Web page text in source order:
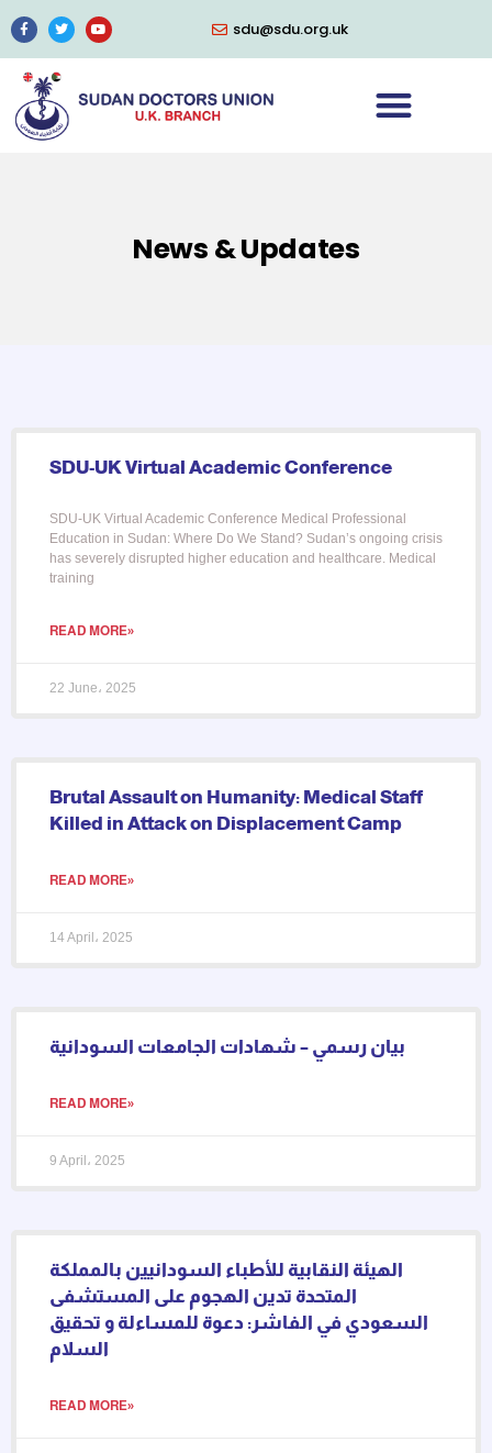
sdu@sdu.org.uk
News & Updates
SDU-UK Virtual Academic Conference
SDU-UK Virtual Academic Conference Medical Professional
Education in Sudan: Where Do We Stand? Sudan’s ongoing crisis
has severely disrupted higher education and healthcare. Medical
training
READ MORE»
22 June، 2025
Brutal Assault on Humanity: Medical Staff
Killed in Attack on Displacement Camp
READ MORE»
14 April، 2025
بيان رسمي – شهادات الجامعات السودانية
READ MORE»
9 April، 2025
الهيئة النقابية للأطباء السودانيين بالمملكة
المتحدة تدين الهجوم على المستشفى
السعودي في الفاشر: دعوة للمساءلة و تحقيق
السلام
READ MORE»